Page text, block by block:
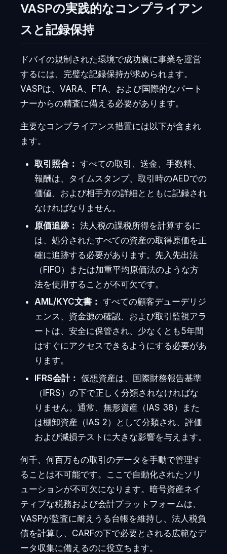
VASPの実践的なコンプライアン
スと記録保持
ドバイの規制された環境で成功裏に事業を運営
するには、完璧な記録保持が求められます。
VASPは、VARA、FTA、および国際的なパート
ナーからの精査に備える必要があります。
主要なコンプライアンス措置には以下が含まれ
ます。
取引照合： すべての取引、送金、手数料、
報酬は、タイムスタンプ、取引時のAEDでの
価値、および相手方の詳細とともに記録され
なければなりません。
原価追跡： 法人税の課税所得を計算するに
は、処分されたすべての資産の取得原価を正
確に追跡する必要があります。先入先出法
（FIFO）または加重平均原価法のような方
法を使用することが不可欠です。
AML/KYC文書： すべての顧客デューデリジ
ェンス、資金源の確認、および取引監視アラ
ートは、安全に保管され、少なくとも5年間
はすぐにアクセスできるようにする必要があ
ります。
IFRS会計： 仮想資産は、国際財務報告基準
（IFRS）の下で正しく分類されなければな
りません。通常、無形資産（IAS 38）また
は棚卸資産（IAS 2）として分類され、評価
および減損テストに大きな影響を与えます。
何千、何百万もの取引のデータを手動で管理す
ることは不可能です。ここで自動化されたソリ
ューションが不可欠になります。暗号資産ネイ
ティブな税務および会計プラットフォームは、
VASPが監査に耐えうる台帳を維持し、法人税負
債を計算し、CARFの下で必要とされる広範なデ
ータ収集に備えるのに役立ちます。